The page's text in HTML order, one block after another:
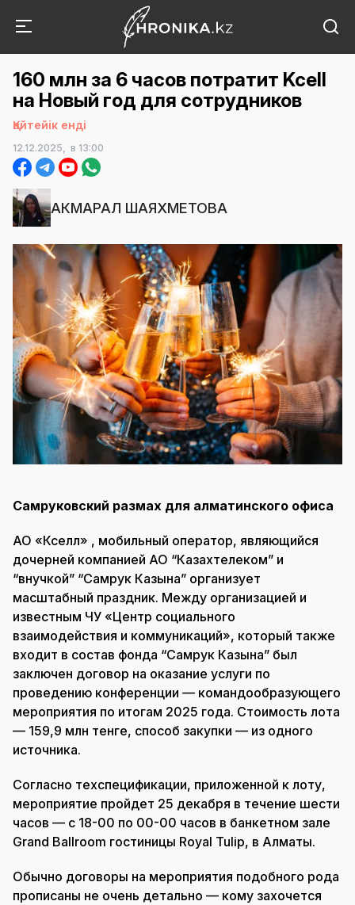
160 млн за 6 часов потратит Kcell
на Новый год для сотрудников
Қайтейік енді
12.12.2025, в 13:00
АКМАРАЛ ШАЯХМЕТОВА
Самруковский размах для алматинского офиса
АО «Кселл» , мобильный оператор, являющийся
дочерней компанией АО “Казахтелеком” и
“внучкой” “Самрук Казына” организует
масштабный праздник. Между организацией и
известным ЧУ «Центр социального
взаимодействия и коммуникаций», который также
входит в состав фонда “Самрук Казына” был
заключен договор на оказание услуги по
проведению конференции — командообразующего
мероприятия по итогам 2025 года. Стоимость лота
— 159,9 млн тенге, способ закупки — из одного
источника.
Согласно техспецификации, приложенной к лоту,
мероприятие пройдет 25 декабря в течение шести
часов — с 18-00 по 00-00 часов в банкетном зале
Grand Ballroom гостиницы Royal Tulip, в Алматы.
Обычно договоры на мероприятия подобного рода
прописаны не очень детально — кому захочется